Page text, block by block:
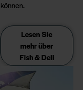
können.
Lesen Sie
mehr über
Fish & Deli